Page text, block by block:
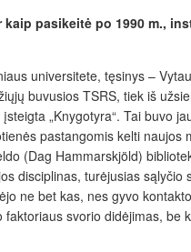
pasikeitė po 1990 m.,
universitete, tęsinys –
buvusios TSRS, tiek iš
„Knygotyra“. Tai buvo
pastangomis kelti
(Dag Hammarskjöld)
disciplinas, turėjusias
ne bet kas, nes gyvo
faktoriaus svorio didėjimas, be